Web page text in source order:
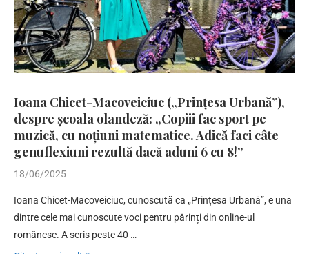
Ioana Chicet-Macoveiciuc („Prințesa Urbană”),
despre școala olandeză: „Copiii fac sport pe
muzică, cu noțiuni matematice. Adică faci câte
genuflexiuni rezultă dacă aduni 6 cu 8!”
18/06/2025
Ioana Chicet-Macoveiciuc, cunoscută ca „Prințesa Urbană”, e una
dintre cele mai cunoscute voci pentru părinți din online-ul
românesc. A scris peste 40 …